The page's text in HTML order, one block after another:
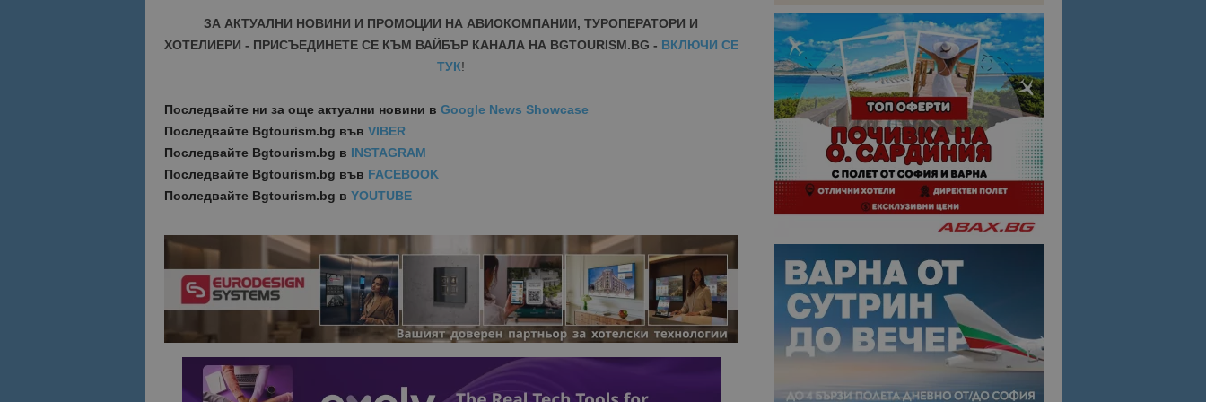
ЗА АКТУАЛНИ НОВИНИ И ПРОМОЦИИ НА АВИОКОМПАНИИ, ТУРОПЕРАТОРИ И
ХОТЕЛИЕРИ - ПРИСЪЕДИНЕТЕ СЕ КЪМ ВАЙБЪР КАНАЛА НА BGTOURISM.BG - ВКЛЮЧИ СЕ
ТУК!
Последвайте ни за още актуални новини в Google News Showcase
Последвайте Bgtourism.bg във VIBER
Последвайте Bgtourism.bg в INSTAGRAM
Последвайте Bgtourism.bg във FACEBOOK
Последвайте Bgtourism.bg в YOUTUBE